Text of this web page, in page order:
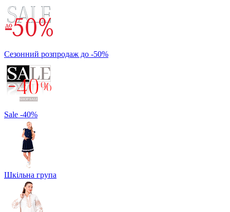
Сезонний розпродаж до -50%
Sale -40%
Шкільна група